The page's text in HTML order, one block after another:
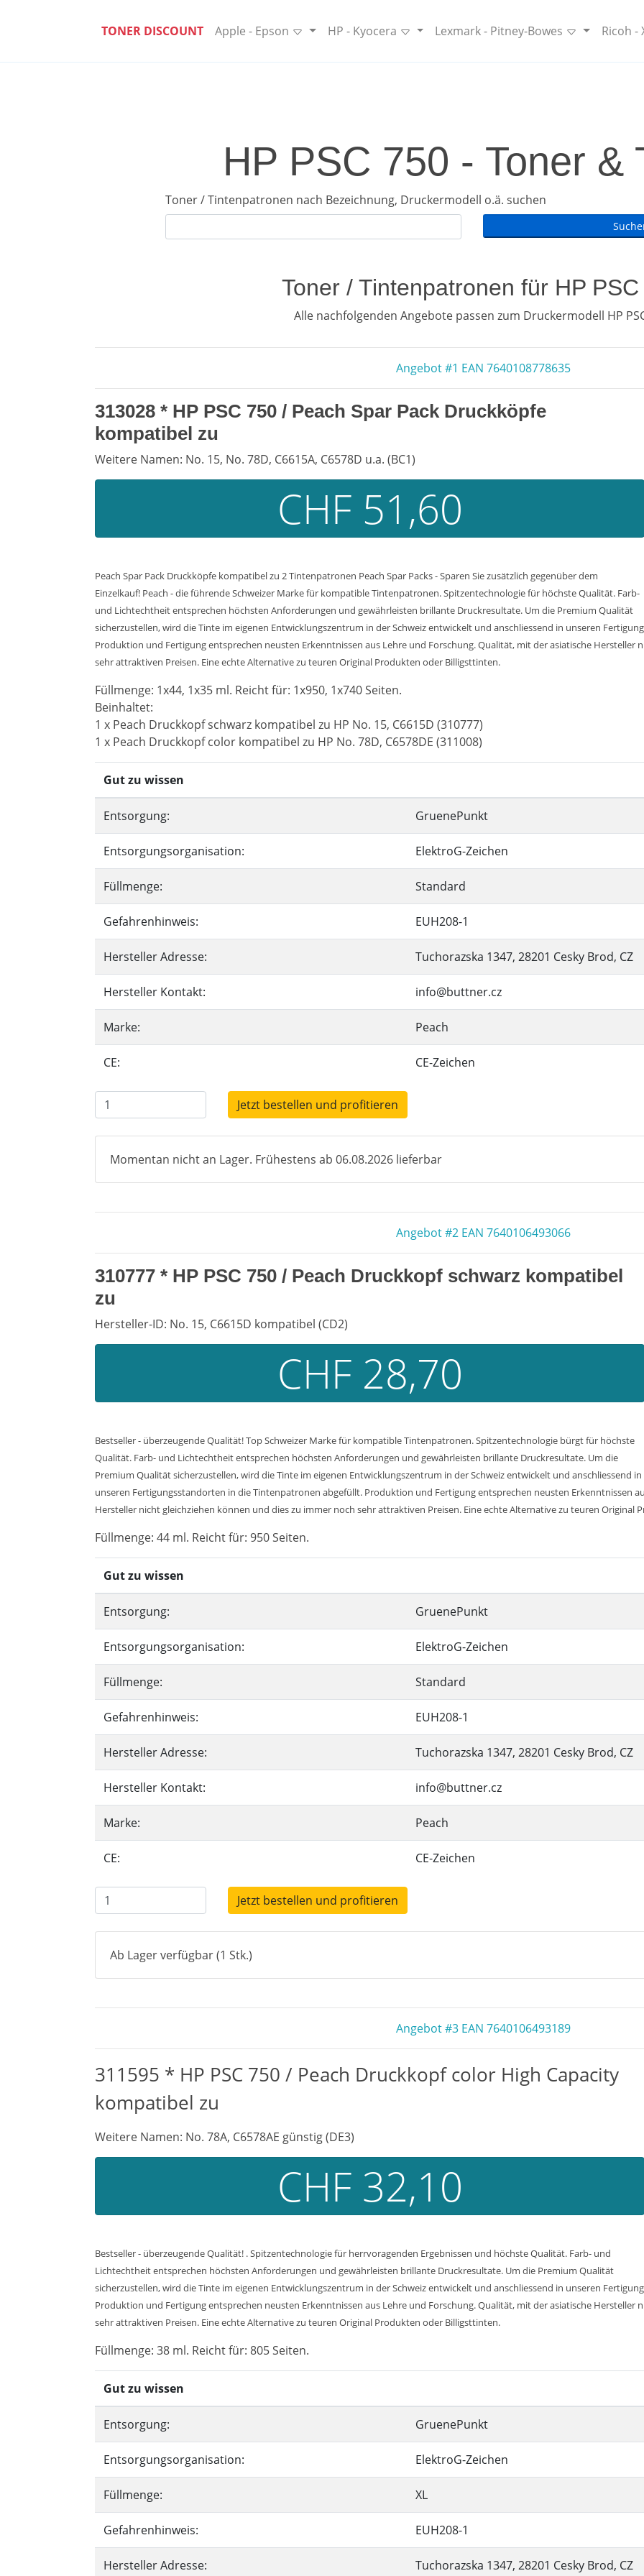
TONER DISCOUNT Apple - Epson HP - Kyocera Lexmark - Pitney-Bowes Ricoh -
HP PSC 750 - Toner &
Toner / Tintenpatronen nach Bezeichnung, Druckermodell o.ä. suchen
Toner / Tintenpatronen für HP
Alle nachfolgenden Angebote passen zum Druckermodell HP
Angebot #1 EAN 7640108778635
313028 * HP PSC 750 / Peach Spar Pack Druckköpfe
kompatibel zu
Weitere Namen: No. 15, No. 78D, C6615A, C6578D u.a. (BC1)
CHF 51,60
Peach Spar Pack Druckköpfe kompatibel zu 2 Tintenpatronen Peach Spar Packs - Sparen Sie zusätzlich gegenüber dem
Einzelkauf! Peach - die führende Schweizer Marke für kompatible Tintenpatronen. Spitzentechnologie für höchste Qualität. Farb-
und Lichtechtheit entsprechen höchsten Anforderungen und gewährleisten brillante Druckresultate. Um die Premium Qualität
sicherzustellen, wird die Tinte im eigenen Entwicklungszentrum in der Schweiz entwickelt und anschliessend in unseren
Produktion und Fertigung entsprechen neusten Erkenntnissen aus Lehre und Forschung. Qualität, mit der asiatische Hersteller
sehr attraktiven Preisen. Eine echte Alternative zu teuren Original Produkten oder Billigsttinten.
Füllmenge: 1x44, 1x35 ml. Reicht für: 1x950, 1x740 Seiten.
Beinhaltet:
1 x Peach Druckkopf schwarz kompatibel zu HP No. 15, C6615D (310777)
1 x Peach Druckkopf color kompatibel zu HP No. 78D, C6578DE (311008)
Gut zu wissen
Entsorgung: GruenePunkt
Entsorgungsorganisation: ElektroG-Zeichen
Füllmenge: Standard
Gefahrenhinweis: EUH208-1
Hersteller Adresse: Tuchorazska 1347, 28201 Cesky Brod, CZ
Hersteller Kontakt: info@buttner.cz
Marke: Peach
CE: CE-Zeichen
Jetzt bestellen und profitieren
Momentan nicht an Lager. Frühestens ab 06.08.2026 lieferbar
Angebot #2 EAN 7640106493066
310777 * HP PSC 750 / Peach Druckkopf schwarz kompatibel
zu
Hersteller-ID: No. 15, C6615D kompatibel (CD2)
CHF 28,70
Bestseller - überzeugende Qualität! Top Schweizer Marke für kompatible Tintenpatronen. Spitzentechnologie bürgt für höchste
Qualität. Farb- und Lichtechtheit entsprechen höchsten Anforderungen und gewährleisten brillante Druckresultate. Um die
Premium Qualität sicherzustellen, wird die Tinte im eigenen Entwicklungszentrum in der Schweiz entwickelt und anschliessend in
unseren Fertigungsstandorten in die Tintenpatronen abgefüllt. Produktion und Fertigung entsprechen neusten Erkenntnissen
Hersteller nicht gleichziehen können und dies zu immer noch sehr attraktiven Preisen. Eine echte Alternative zu teuren Original
Füllmenge: 44 ml. Reicht für: 950 Seiten.
Gut zu wissen
Entsorgung: GruenePunkt
Entsorgungsorganisation: ElektroG-Zeichen
Füllmenge: Standard
Gefahrenhinweis: EUH208-1
Hersteller Adresse: Tuchorazska 1347, 28201 Cesky Brod, CZ
Hersteller Kontakt: info@buttner.cz
Marke: Peach
CE: CE-Zeichen
Jetzt bestellen und profitieren
Ab Lager verfügbar (1 Stk.)
Angebot #3 EAN 7640106493189
311595 * HP PSC 750 / Peach Druckkopf color High Capacity
kompatibel zu
Weitere Namen: No. 78A, C6578AE günstig (DE3)
CHF 32,10
Bestseller - überzeugende Qualität! . Spitzentechnologie für herrvoragenden Ergebnissen und höchste Qualität. Farb- und
Lichtechtheit entsprechen höchsten Anforderungen und gewährleisten brillante Druckresultate. Um die Premium Qualität
sicherzustellen, wird die Tinte im eigenen Entwicklungszentrum in der Schweiz entwickelt und anschliessend in unseren
Produktion und Fertigung entsprechen neusten Erkenntnissen aus Lehre und Forschung. Qualität, mit der asiatische Hersteller
sehr attraktiven Preisen. Eine echte Alternative zu teuren Original Produkten oder Billigsttinten.
Füllmenge: 38 ml. Reicht für: 805 Seiten.
Gut zu wissen
Entsorgung: GruenePunkt
Entsorgungsorganisation: ElektroG-Zeichen
Füllmenge: XL
Gefahrenhinweis: EUH208-1
Hersteller Adresse: Tuchorazska 1347, 28201 Cesky Brod, CZ